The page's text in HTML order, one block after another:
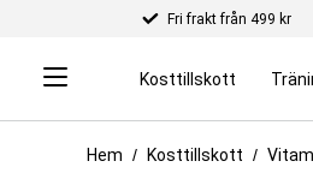
Fri frakt från 499 kr
Kosttillskott
Hem Kosttillskott